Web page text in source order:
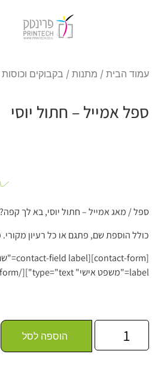
עמוד הבית / מתנות / בקבוקים וכוסות
ספל אמייל – חתול יוסי
ספל / מאג אמייל – חתול יוסי, בא לך
כולל הוספת שם, פתגם או כל רעיון
label="משפט אישי" type="text"][/contact-form]
הוספה לסל